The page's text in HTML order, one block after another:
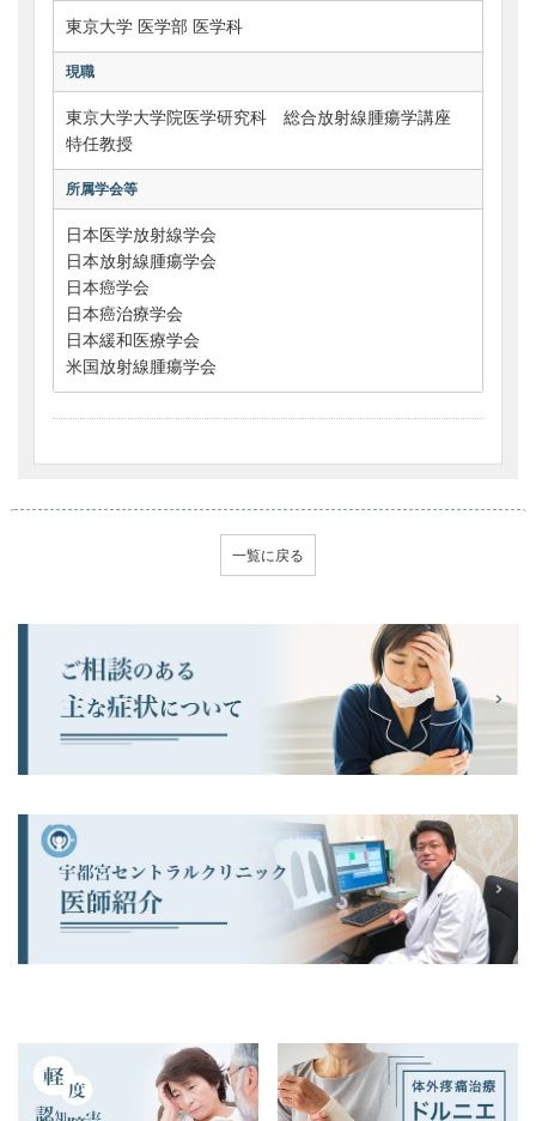
東京大学 医学部 医学科
現職
東京大学大学院医学研究科 総合放射線腫瘍学講座
特任教授
所属学会等
日本医学放射線学会
日本放射線腫瘍学会
日本癌学会
日本癌治療学会
日本緩和医療学会
米国放射線腫瘍学会
一覧に戻る